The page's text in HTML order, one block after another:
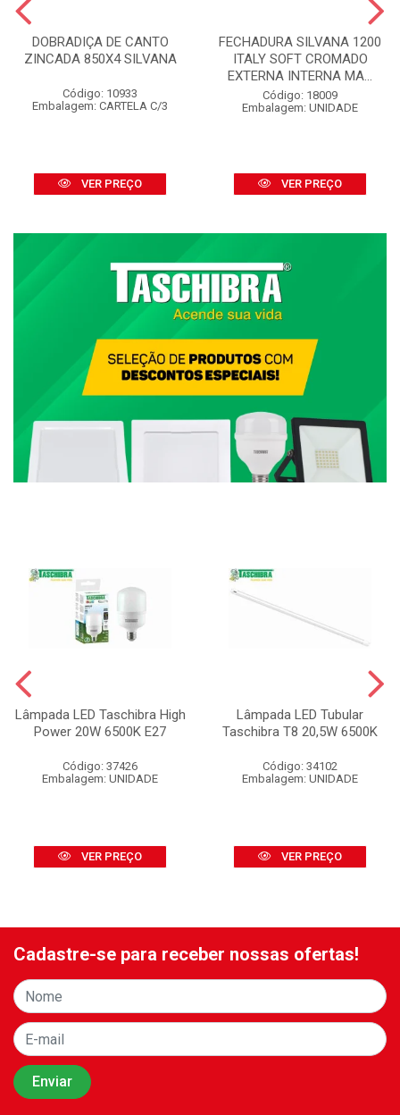
DOBRADIÇA DE CANTO
ZINCADA 850X4 SILVANA
Código: 10933
Embalagem: CARTELA C/3
VER PREÇO
FECHADURA SILVANA 1200
ITALY SOFT CROMADO
EXTERNA INTERNA MA...
Código: 18009
Embalagem: UNIDADE
VER PREÇO
Lâmpada LED Taschibra High
Power 20W 6500K E27
Código: 37426
Embalagem: UNIDADE
VER PREÇO
Lâmpada LED Tubular
Taschibra T8 20,5W 6500K
Código: 34102
Embalagem: UNIDADE
VER PREÇO
Cadastre-se para receber nossas ofertas!